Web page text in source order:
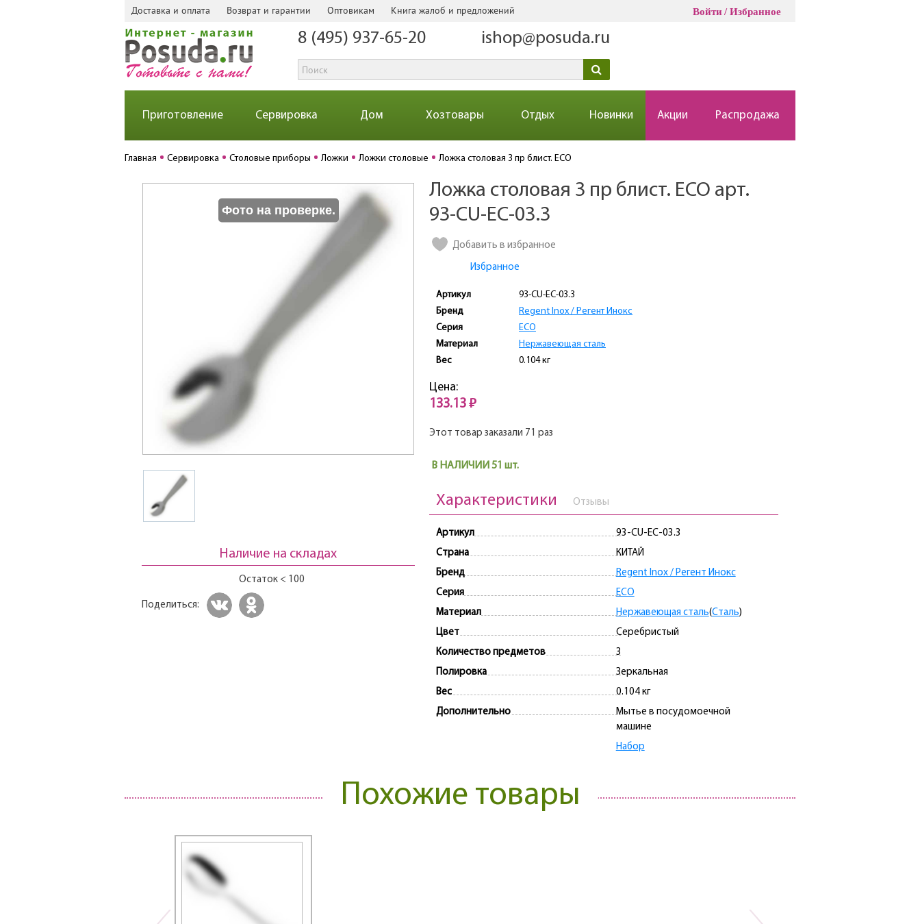
Доставка и оплата Возврат и гарантии Оптовикам Книга жалоб и предложений Войти Избранное
8 (495) 937-65-20 ishop@posuda.ru
Приготовление Сервировка Дом Хозтовары Отдых Новинки Акции Распродажа
Главная Сервировка Столовые приборы Ложки Ложки столовые Ложка столовая 3 пр блист. ECO
Фото на проверке.
Наличие на складах
Остаток < 100
Поделиться:
Ложка столовая 3 пр блист. ECO арт.
93-CU-EC-03.3
Добавить в избранное
Избранное
Артикул
93-CU-EC-03.3
Бренд
Regent Inox / Регент Инокс
Серия
ECO
Материал
Нержавеющая сталь
Вес
0.104 кг
Цена:
133.13 ₽
Этот товар заказали 71 раз
В НАЛИЧИИ 51 шт.
Характеристики Отзывы
Артикул
93-CU-EC-03.3
Страна
КИТАЙ
Бренд
Regent Inox / Регент Инокс
Серия
ECO
Материал
Нержавеющая сталь(Сталь)
Цвет
Серебристый
Количество предметов
3
Полировка
Зеркальная
Вес
0.104 кг
Дополнительно
Мытье в посудомоечной
машине
Набор
Количество
Похожие товары